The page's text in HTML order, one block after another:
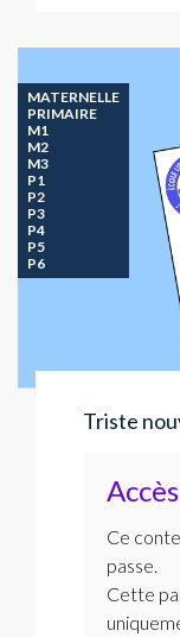
MATERNELLE
PRIMAIRE
M1
M2
M3
P1
P2
P3
P4
P5
P6
Triste
Ce
passe.
Cette